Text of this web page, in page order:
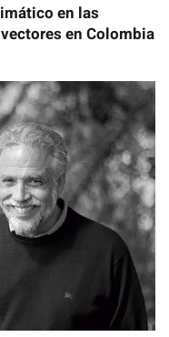
en las
en Colombia